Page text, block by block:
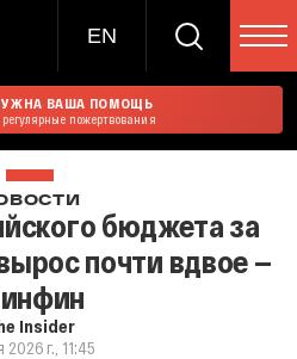
EN
ВАША ПОМОЩЬ
пожертвования
бюджета за
почти вдвое —
Insider
2026 г., 11:45